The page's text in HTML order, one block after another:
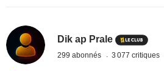
Dik ap Prale
299 abonnés 3 077 critiques